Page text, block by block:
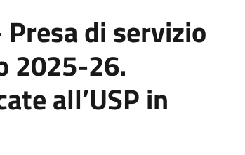
di servizio
2025-26.
all’USP in